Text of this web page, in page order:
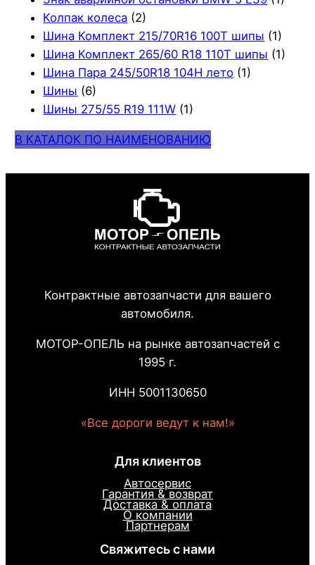
Колпак колеса (2)
Шина Комплект 215/70R16 100T шипы (1)
Шина Комплект 265/60 R18 110T шипы (1)
Шина Пара 245/50R18 104H лето (1)
Шины (6)
Шины 275/55 R19 111W (1)
В КАТАЛОК ПО НАИМЕНОВАНИЮ
Контрактные автозапчасти для вашего
автомобиля.
МОТОР-ОПЕЛЬ на рынке автозапчастей с
1995 г.
ИНН 5001130650
«Все дороги ведут к нам!»
Для клиентов
Автосервис
Гарантия & возврат
Доставка & оплата
О компании
Партнерам
Свяжитесь с нами